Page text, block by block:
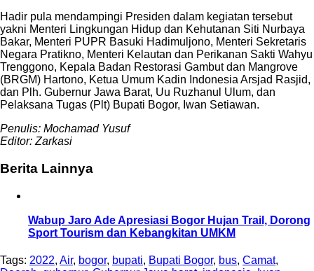
Hadir pula mendampingi Presiden dalam kegiatan tersebut
yakni Menteri Lingkungan Hidup dan Kehutanan Siti Nurbaya
Bakar, Menteri PUPR Basuki Hadimuljono, Menteri Sekretaris
Negara Pratikno, Menteri Kelautan dan Perikanan Sakti Wahyu
Trenggono, Kepala Badan Restorasi Gambut dan Mangrove
(BRGM) Hartono, Ketua Umum Kadin Indonesia Arsjad Rasjid,
dan Plh. Gubernur Jawa Barat, Uu Ruzhanul Ulum, dan
Pelaksana Tugas (Plt) Bupati Bogor, Iwan Setiawan.
Penulis: Mochamad Yusuf
Editor: Zarkasi
Berita Lainnya
Wabup Jaro Ade Apresiasi Bogor Hujan Trail, Dorong
Sport Tourism dan Kebangkitan UMKM
Tags: 2022, Air, bogor, bupati, Bupati Bogor, bus, Camat,